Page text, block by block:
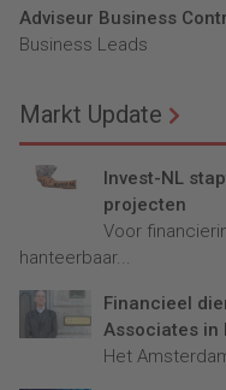
Adviseur Business
Business Leads
Markt Update
Invest-NL
projecten
Voor
hanteerbaar...
Financieel
Associates in
Het